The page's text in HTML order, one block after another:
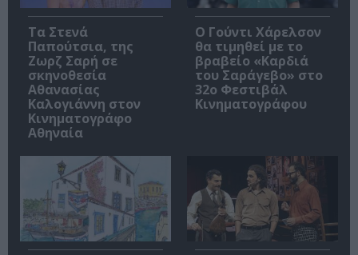
Τα Στενά
Παπούτσια, της
Ζωρζ Σαρή σε
σκηνοθεσία
Αθανασίας
Καλογιάννη στον
Κινηματογράφο
Αθηναία
Ο Γούντι Χάρελσον
θα τιμηθεί με το
βραβείο «Καρδιά
του Σαράγεβο» στο
32ο Φεστιβάλ
Κινηματογράφου